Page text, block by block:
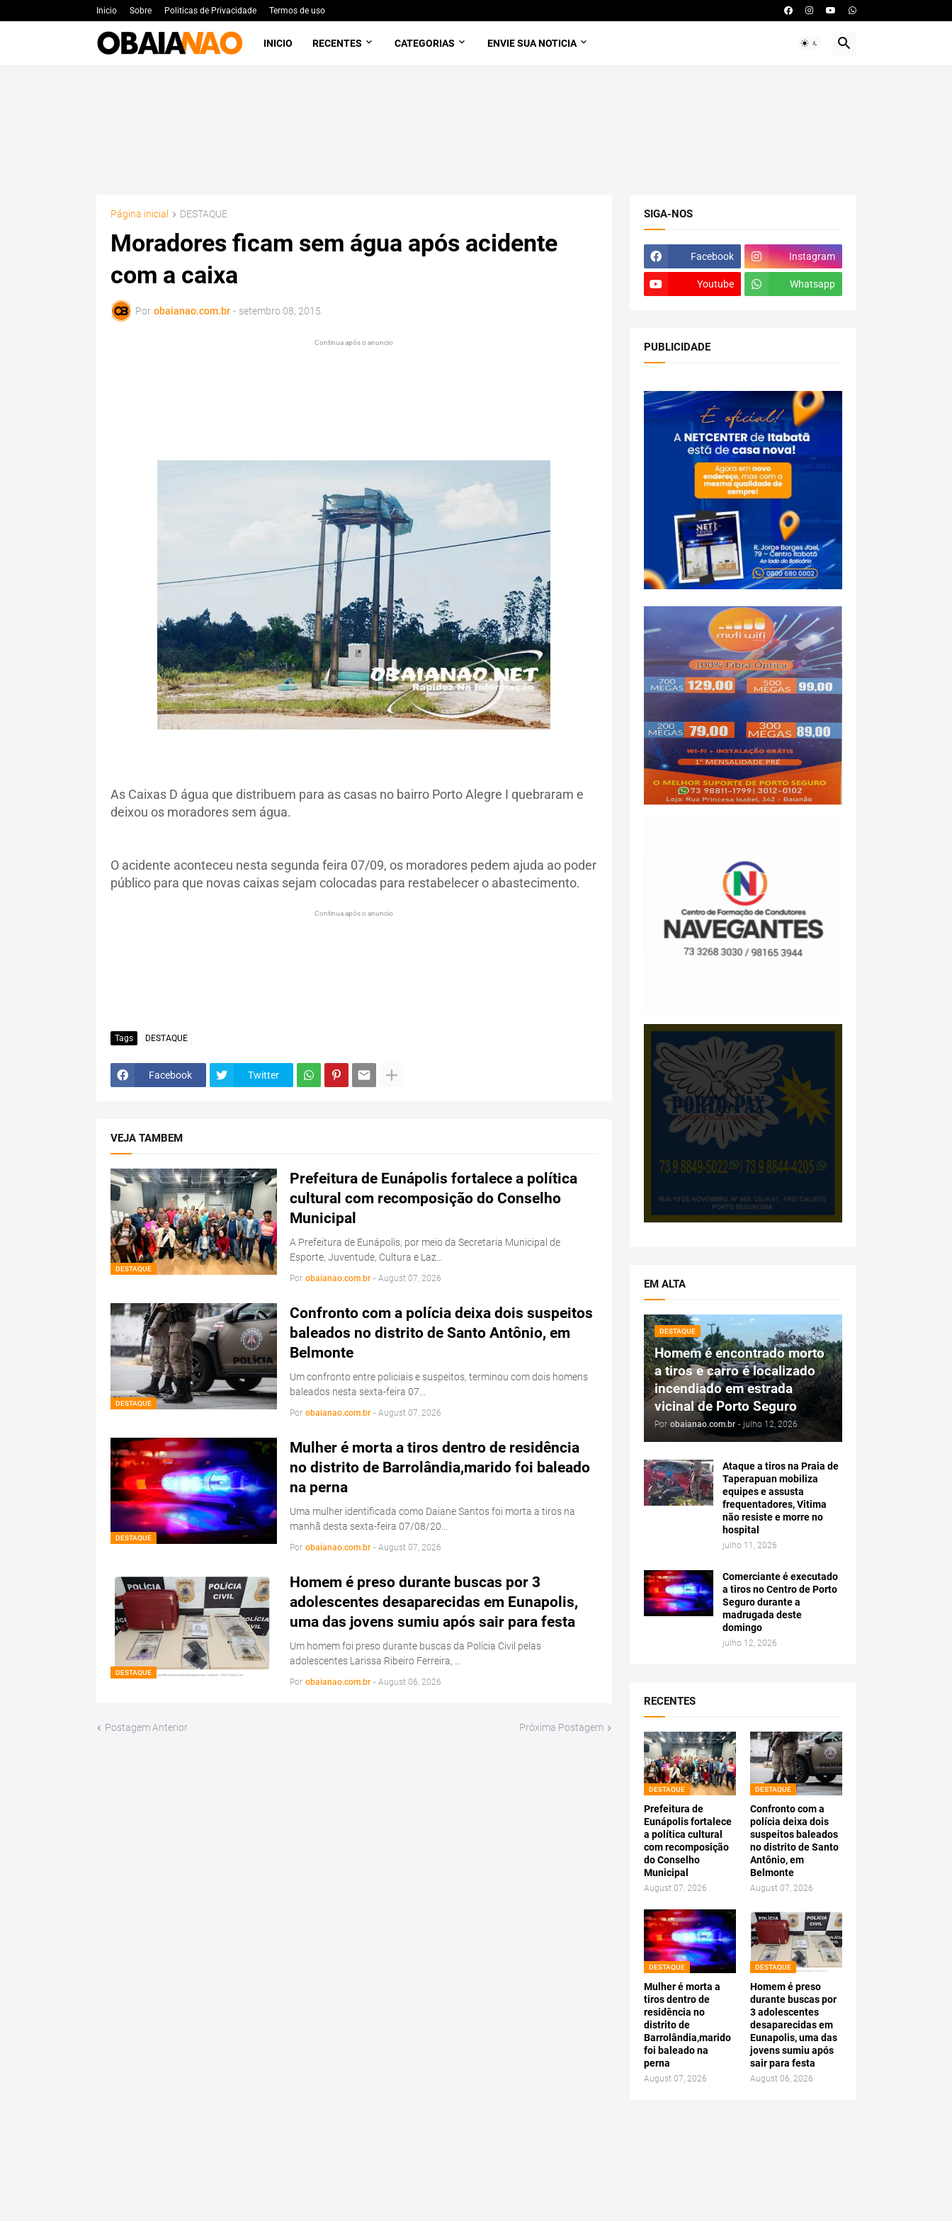
Inicio Sobre Politicas de Privacidade Termos de uso
INICIO RECENTES CATEGORIAS ENVIE SUA NOTICIA
Página inicial DESTAQUE
Moradores ficam sem água após acidente
com a caixa
Por obaianao.com.br - setembro 08, 2015
Continua após o anuncio
As Caixas D água que distribuem para as casas no bairro Porto Alegre I quebraram e
deixou os moradores sem água.
O acidente aconteceu nesta segunda feira 07/09, os moradores pedem ajuda ao poder
público para que novas caixas sejam colocadas para restabelecer o abastecimento.
Continua após o anuncio
Tags DESTAQUE
Facebook Twitter
VEJA TAMBEM
DESTAQUE
Prefeitura de Eunápolis fortalece a política
cultural com recomposição do Conselho
Municipal
A Prefeitura de Eunápolis, por meio da Secretaria Municipal de
Esporte, Juventude, Cultura e Laz…
Por obaianao.com.br - August 07, 2026
DESTAQUE
Confronto com a polícia deixa dois suspeitos
baleados no distrito de Santo Antônio, em
Belmonte
Um confronto entre policiais e suspeitos, terminou com dois homens
baleados nesta sexta-feira 07…
Por obaianao.com.br - August 07, 2026
DESTAQUE
Mulher é morta a tiros dentro de residência
no distrito de Barrolândia,marido foi baleado
na perna
Uma mulher identificada como Daiane Santos foi morta a tiros na
manhã desta sexta-feira 07/08/20…
Por obaianao.com.br - August 07, 2026
DESTAQUE
Homem é preso durante buscas por 3
adolescentes desaparecidas em Eunapolis,
uma das jovens sumiu após sair para festa
Um homem foi preso durante buscas da Polícia Civil pelas
adolescentes Larissa Ribeiro Ferreira, …
Por obaianao.com.br - August 06, 2026
Postagem Anterior Próxima Postagem
SIGA-NOS
Facebook Instagram
Youtube Whatsapp
PUBLICIDADE
EM ALTA
DESTAQUE
Homem é encontrado morto
a tiros e carro é localizado
incendiado em estrada
vicinal de Porto Seguro
Por obaianao.com.br - julho 12, 2026
Ataque a tiros na Praia de
Taperapuan mobiliza
equipes e assusta
frequentadores, Vitima
não resiste e morre no
hospital
julho 11, 2026
Comerciante é executado
a tiros no Centro de Porto
Seguro durante a
madrugada deste
domingo
julho 12, 2026
RECENTES
DESTAQUE
Prefeitura de
Eunápolis fortalece
a política cultural
com recomposição
do Conselho
Municipal
August 07, 2026
DESTAQUE
Confronto com a
polícia deixa dois
suspeitos baleados
no distrito de Santo
Antônio, em
Belmonte
August 07, 2026
DESTAQUE
Mulher é morta a
tiros dentro de
residência no
distrito de
Barrolândia,marido
foi baleado na
perna
August 07, 2026
DESTAQUE
Homem é preso
durante buscas por
3 adolescentes
desaparecidas em
Eunapolis, uma das
jovens sumiu após
sair para festa
August 06, 2026